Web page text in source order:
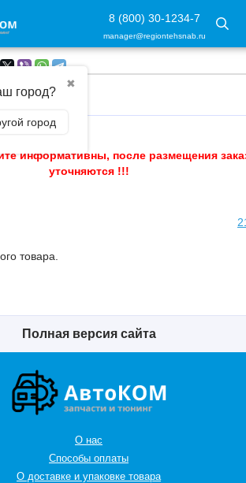
8 (800) 30-1234-7
manager@regiontehsnab.ru
✖
город?
город
информативны, после размещения
уточняются !!!
товара.
Полная версия сайта
О нас
Способы оплаты
О доставке и упаковке товара